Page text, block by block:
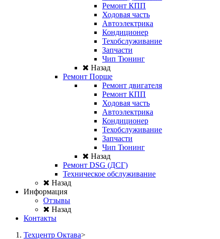
Ремонт КПП
Ходовая часть
Автоэлектрика
Кондиционер
Техобслуживание
Запчасти
Чип Тюнинг
Назад
Ремонт Порше
Ремонт двигателя
Ремонт КПП
Ходовая часть
Автоэлектрика
Кондиционер
Техобслуживание
Запчасти
Чип Тюнинг
Назад
Ремонт DSG (ДСГ)
Техническое обслуживание
Назад
Информация
Отзывы
Назад
Контакты
Техцентр Октава